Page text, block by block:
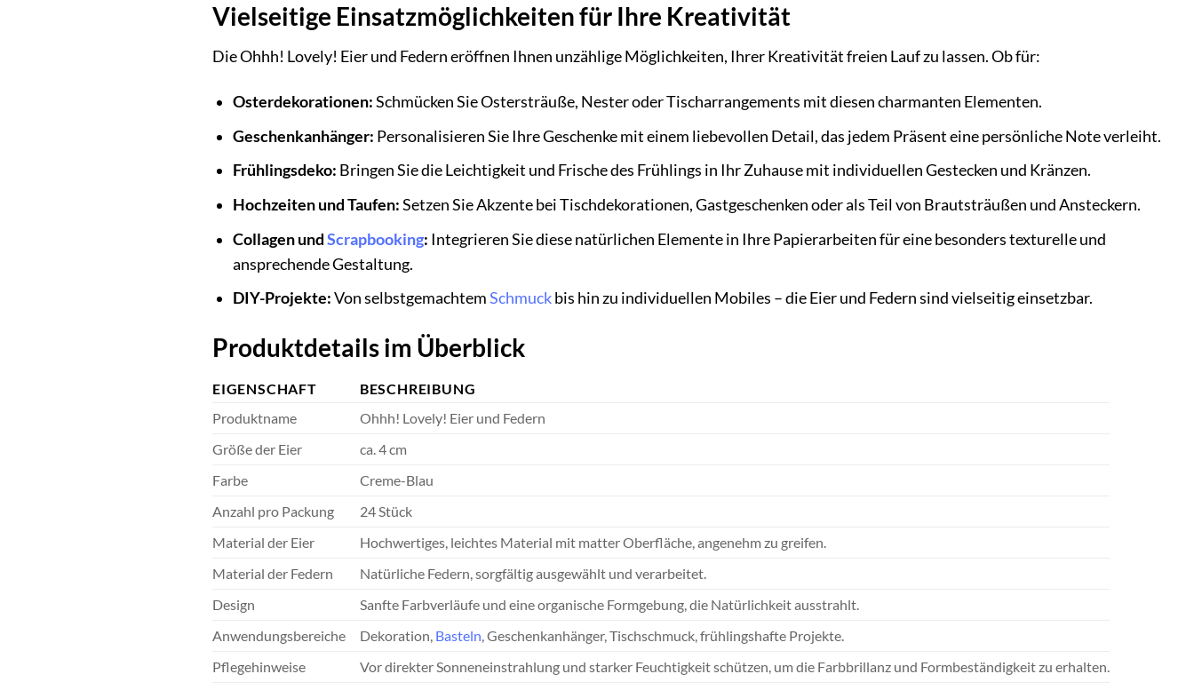
Vielseitige Einsatzmöglichkeiten für Ihre Kreativität
Die Ohhh! Lovely! Eier und Federn eröffnen Ihnen unzählige Möglichkeiten, Ihrer Kreativität freien Lauf zu lassen. Ob für:
Osterdekorationen:Schmücken Sie Ostersträuße, Nester oder Tischarrangements mit diesen charmanten Elementen.
Geschenkanhänger: Personalisieren Sie Ihre Geschenke mit einem liebevollen Detail, das jedem Präsent eine persönliche Note verleiht.
Frühlingsdeko: Bringen Sie die Leichtigkeit und Frische des Frühlings in Ihr Zuhause mit individuellen Gestecken und Kränzen.
Hochzeiten und Taufen:Setzen Sie Akzente bei Tischdekorationen, Gastgeschenken oder als Teil von Brautsträußen und Ansteckern.
Collagen undScrapbooking: Integrieren Sie diese natürlichen Elemente in Ihre Papierarbeiten für eine besonders texturelle und
ansprechende Gestaltung.
DIY-Projekte:Von selbstgemachtemSchmuckbis hin zu individuellen Mobiles – die Eier und Federn sind vielseitig einsetzbar.
Produktdetails im Überblick
EIGENSCHAFT
BESCHREIBUNG
Produktname
Ohhh! Lovely! Eier und Federn
Größe der Eier
ca. 4 cm
Farbe
Creme-Blau
Anzahl pro Packung
24 Stück
Material der Eier
Hochwertiges, leichtes Material mit matter Oberfläche, angenehm zu greifen.
Material der Federn
Natürliche Federn, sorgfältig ausgewählt und verarbeitet.
Design
Sanfte Farbverläufe und eine organische Formgebung, die Natürlichkeit ausstrahlt.
Anwendungsbereiche
Dekoration, Basteln, Geschenkanhänger, Tischschmuck, frühlingshafte Projekte.
Pflegehinweise
Vor direkter Sonneneinstrahlung und starker Feuchtigkeit schützen, um die Farbbrillanz und Formbeständigkeit zu erhalten.